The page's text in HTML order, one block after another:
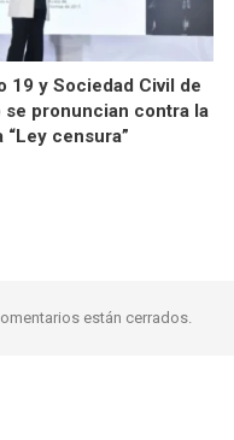
19 y Sociedad Civil de
se pronuncian contra la
“Ley censura”
están cerrados.